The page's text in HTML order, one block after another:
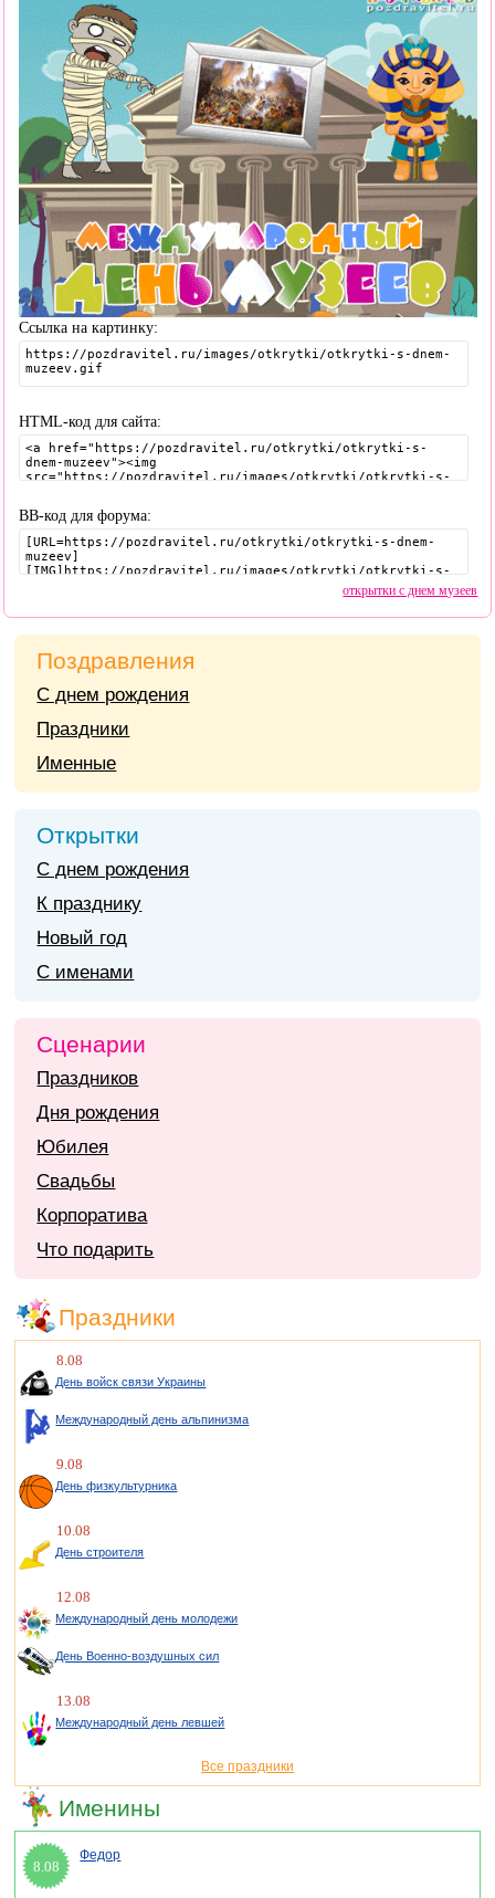
Ссылка на картинку:
HTML-код для сайта:
BB-код для форума:
открытки с днем музеев
Поздравления
С днем рождения
Праздники
Именные
Открытки
С днем рождения
К празднику
Новый год
С именами
Сценарии
Праздников
Дня рождения
Юбилея
Свадьбы
Корпоратива
Что подарить
Праздники
8.08
День войск связи Украины
Международный день альпинизма
9.08
День физкультурника
10.08
День строителя
12.08
Международный день молодежи
День Военно-воздушных сил
13.08
Международный день левшей
Все праздники
Именины
8.08
Федор